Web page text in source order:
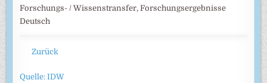
Forschungs- / Wissenstransfer, Forschungsergebnisse
Deutsch
Zurück
Quelle: IDW